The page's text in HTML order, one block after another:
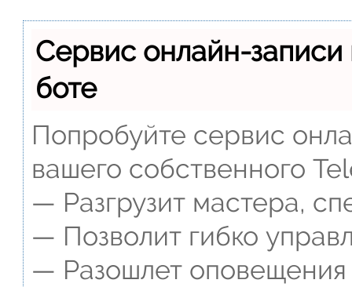
Сервис онлайн-
боте
Попробуйте сервис
вашего собственного
— Разгрузит мастера,
— Позволит гибко
— Разошлет оповещения